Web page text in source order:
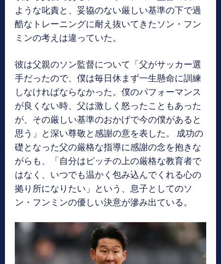
ような叱責と、妥協のない厳しい基準の下で過
酷なトレーニングに耐え抜いてきたソン・フン
ミンの考えは違っていた。
彼は父親のソン監督について「父がサッカー選
手だったので、僕は毎日休まず一生懸命に訓練
しなければならなかった。僕のパフォーマンス
が良くない時、父は激しく怒ったこともあった
が、その厳しい基準のおかげで今の僕があると
思う」と深い尊敬と感謝の意を表した。 成功の
礎となった父の厳格な指導に感謝の念を抱きな
がらも、「自分はピッチの上の厳格な教育者で
はなく、いつでも温かく包み込んでくれる心の
拠り所になりたい」という、息子としてのソ
ン・フンミンの優しい決意が滲み出ている。